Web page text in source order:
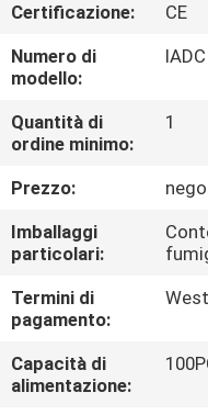
CONTROLLO
DI
QUALITÀ
CONTATTICI
NOTIZIE
RICHIEDA
UNA
CITAZIONE
Certificazione:
CE
Numero di
modello:
Quantità di
ordine minimo:
1
Prezzo:
Imballaggi
particolari:
Termini di
pagamento:
Capacità di
alimentazione: